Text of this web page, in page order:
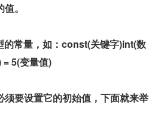
。
的常量，如：const(关键字)int(数
5(变量值)
须要设置它的初始值，下面就来举